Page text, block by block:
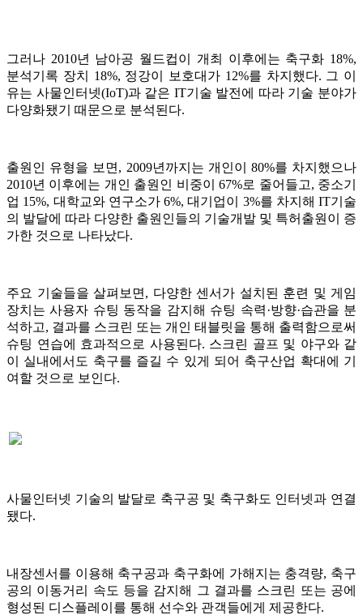
그러나 2010년 남아공 월드컵이 개최 이후에는 축구화 18%,
분석기록 장치 18%, 정강이 보호대가 12%를 차지했다. 그 이
유는 사물인터넷(IoT)과 같은 IT기술 발전에 따라 기술 분야가
다양화됐기 때문으로 분석된다.
출원인 유형을 보면, 2009년까지는 개인이 80%를 차지했으나
2010년 이후에는 개인 출원인 비중이 67%로 줄어들고, 중소기
업 15%, 대학교와 연구소가 6%, 대기업이 3%를 차지해 IT기술
의 발달에 따라 다양한 출원인들의 기술개발 및 특허출원이 증
가한 것으로 나타났다.
주요 기술들을 살펴보면, 다양한 센서가 설치된 훈련 및 게임
장치는 사용자 슈팅 동작을 감지해 슈팅 속력·방향·습관을 분
석하고, 결과를 스크린 또는 개인 태블릿을 통해 출력함으로써
슈팅 연습에 효과적으로 사용된다. 스크린 골프 및 야구와 같
이 실내에서도 축구를 즐길 수 있게 되어 축구산업 확대에 기
여할 것으로 보인다.
사물인터넷 기술의 발달로 축구공 및 축구화도 인터넷과 연결
됐다.
내장센서를 이용해 축구공과 축구화에 가해지는 충격량, 축구
공의 이동거리 속도 등을 감지해 그 결과를 스크린 또는 공에
형성된 디스플레이를 통해 선수와 관객들에게 제공한다.